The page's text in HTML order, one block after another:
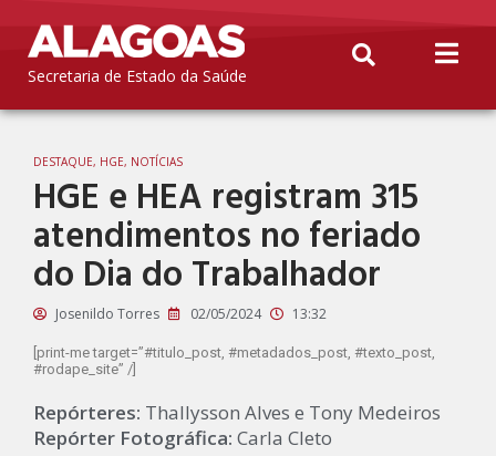
Secretaria de Estado da Saúde
DESTAQUE, HGE, NOTÍCIAS
HGE e HEA registram 315
atendimentos no feriado
do Dia do Trabalhador
Josenildo Torres 02/05/2024 13:32
[print-me target=”#titulo_post, #metadados_post, #texto_post,
#rodape_site” /]
Repórteres: Thallysson Alves e Tony Medeiros
Repórter Fotográfica: Carla Cleto